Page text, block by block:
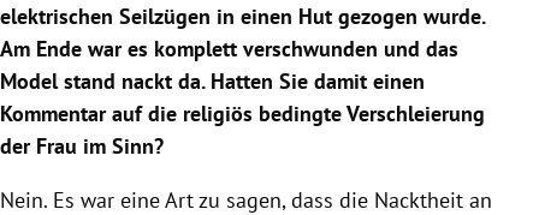
elektrischen Seilzügen in einen Hut gezogen wurde.
Am Ende war es komplett verschwunden und das
Model stand nackt da. Hatten Sie damit einen
Kommentar auf die religiös bedingte Verschleierung
der Frau im Sinn?
Nein. Es war eine Art zu sagen, dass die Nacktheit an